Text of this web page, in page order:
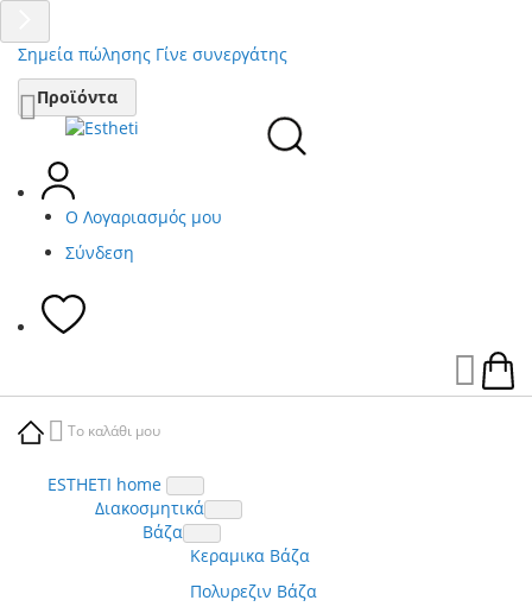
Σημεία πώλησης Γίνε συνεργάτης
Μετάβαση
στο
περιεχόμενο
Προϊόντα
Ο Λογαριασμός μου
Σύνδεση
Το καλάθι μου
ESTHETI home
Διακοσμητικά
Βάζα
Κεραμικα Βάζα
Πολυρεζιν Βάζα